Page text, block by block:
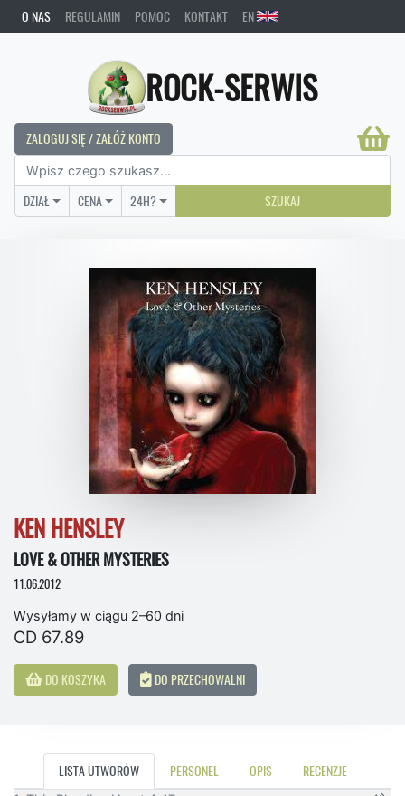
O NAS REGULAMIN POMOC KONTAKT EN
ROCK-SERWIS
ZALOGUJ SIĘ / ZAŁÓŻ KONTO
DZIAŁ CENA 24H? SZUKAJ
KEN HENSLEY
LOVE & OTHER MYSTERIES
11.06.2012
Wysyłamy w ciągu 2–60 dni
CD 67.89
DO KOSZYKA DO PRZECHOWALNI
LISTA UTWORÓW PERSONEL OPIS RECENZJE